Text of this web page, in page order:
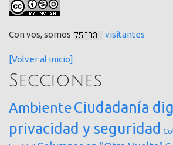
Con vos, somos visitantes
[Volver al inicio]
Secciones
AmbienteCiudadanía
privacidad y seguridad